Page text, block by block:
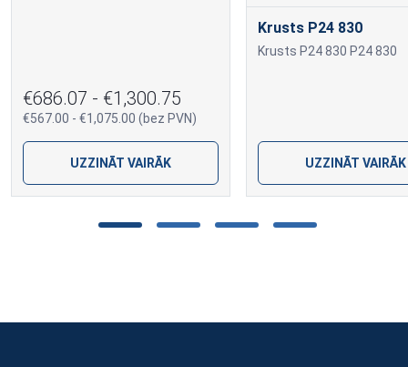
€686.07 - €1,300.75
€567.00 - €1,075.00 (bez PVN)
UZZINĀT VAIRĀK
Krusts P24 830
Krusts P24 830 P24 830
UZZINĀT VAIRĀK